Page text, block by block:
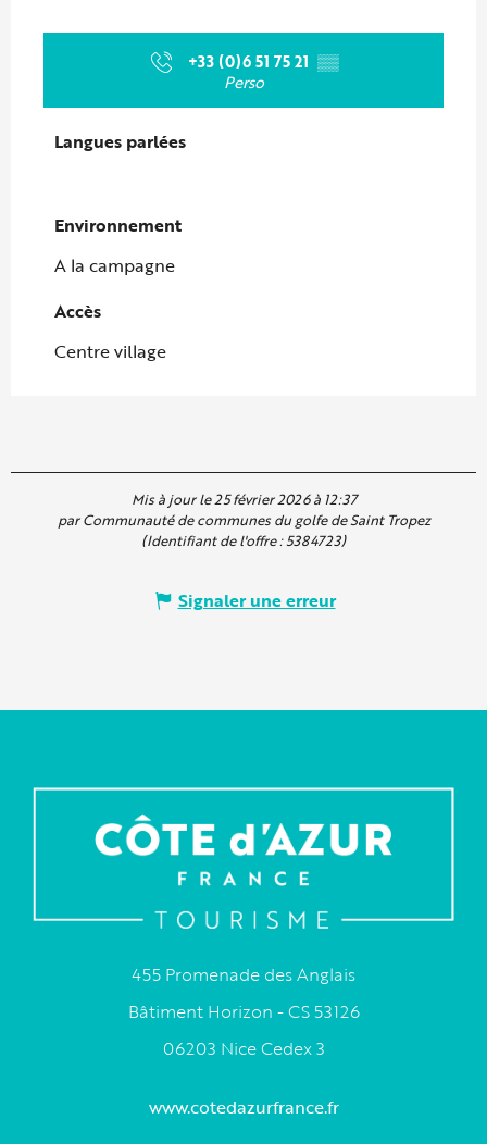
+33 (0)6 51 75 21 ▒▒
Perso
Langues parlées
Langues parlées
Environnement
Environnement
A la campagne
Accès
Accès
Centre village
Mis à jour le 25 février 2026 à 12:37
par Communauté de communes du golfe de Saint Tropez
(Identifiant de l'offre :5384723)
Signaler une erreur
455 Promenade des Anglais
Bâtiment Horizon - CS 53126
06203 Nice Cedex 3
www.cotedazurfrance.fr